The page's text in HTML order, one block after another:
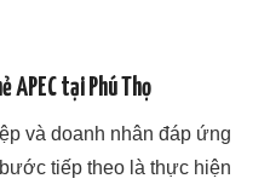
tại Phú Thọ
và doanh nhân đáp ứng
tiếp theo là thực hiện